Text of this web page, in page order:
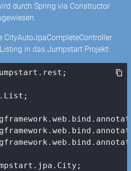
durch Spring via Constructor
CityAutoJpaCompleteController
in das Jumpstart Projekt: